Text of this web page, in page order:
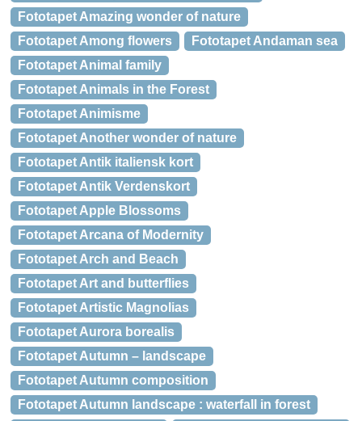
Fototapet Amazing wonder of nature
Fototapet Among flowers
Fototapet Andaman sea
Fototapet Animal family
Fototapet Animals in the Forest
Fototapet Animisme
Fototapet Another wonder of nature
Fototapet Antik italiensk kort
Fototapet Antik Verdenskort
Fototapet Apple Blossoms
Fototapet Arcana of Modernity
Fototapet Arch and Beach
Fototapet Art and butterflies
Fototapet Artistic Magnolias
Fototapet Aurora borealis
Fototapet Autumn – landscape
Fototapet Autumn composition
Fototapet Autumn landscape : waterfall in forest